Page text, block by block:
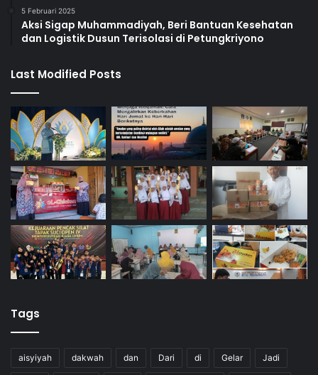
5 Februari 2025
Aksi Sigap Muhammadiyah, Beri Bantuan Kesehatan
dan Logistik Dusun Terisolasi di Petungkriyono
Last Modified Posts
Tags
aisyiyah dakwah dan Dari di Gelar Jadi